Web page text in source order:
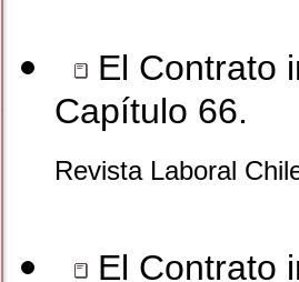
El Contrato
Capítulo 66.
Revista Laboral
El Contrato